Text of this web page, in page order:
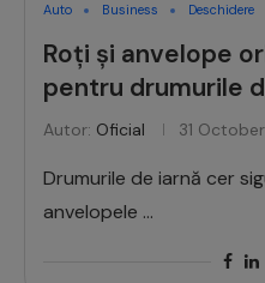
Auto Business Deschidere
Roți și anvelope
pentru drumurile
Autor: Oficial 31
Drumurile de iarnă cer
anvelopele …